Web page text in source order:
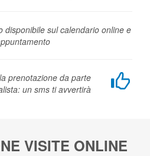
disponibile sul calendario online e
prenotazione da parte
un sms ti avvertirà
VISITE ONLINE